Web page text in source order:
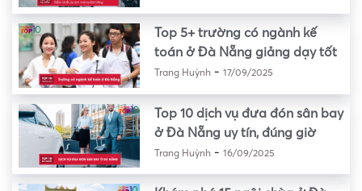
Top 5+ trường có ngành kế
toán ở Đà Nẵng giảng dạy tốt
Trang Huỳnh- 17/09/2025
Top 10 dịch vụ đưa đón sân bay
ở Đà Nẵng uy tín, đúng giờ
Trang Huỳnh- 16/09/2025